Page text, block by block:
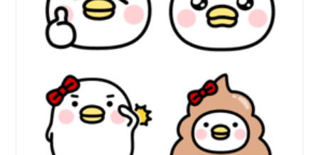
CHARACTERS
CONTACT